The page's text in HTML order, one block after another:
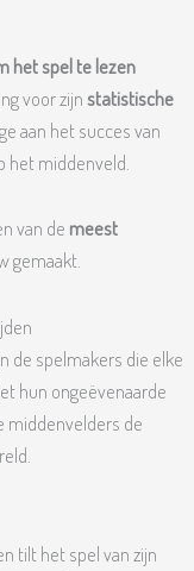
het spel te lezen
voor zijnstatistische
aan het succes van
het middenveld.
van de meest
gemaakt.
de spelmakers die elke
hun ongeëvenaarde
middenvelders de
tilt het spel van zijn